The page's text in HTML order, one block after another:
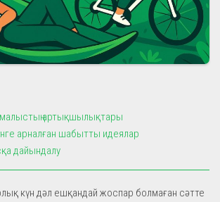
артықшылықтары
арналған шабытты идеялар
дайындалу
күн дәл ешқандай жоспар болмаған сәтте